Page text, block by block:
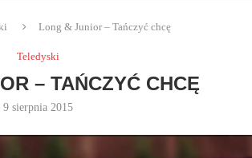
Long & Junior – Tańczyć chcę
Teledyski
– TAŃCZYĆ CHCĘ
9 sierpnia 2015